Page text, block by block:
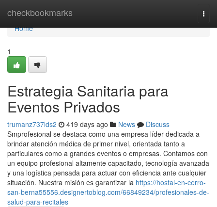
checkbookmarks
Home
Home
1
Estrategia Sanitaria para
Eventos Privados
trumanz737lds2 419 days ago News
Discuss
Smprofesional se destaca como una empresa líder dedicada a
brindar atención médica de primer nivel, orientada tanto a
particulares como a grandes eventos o empresas. Contamos con
un equipo profesional altamente capacitado, tecnología avanzada
y una logística pensada para actuar con eficiencia ante cualquier
situación. Nuestra misión es garantizar la https://hostal-en-cerro-
san-berna55556.designertoblog.com/66849234/profesionales-de-
salud-para-recitales